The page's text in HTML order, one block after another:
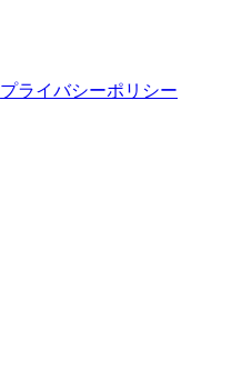
プライバシーポリシー